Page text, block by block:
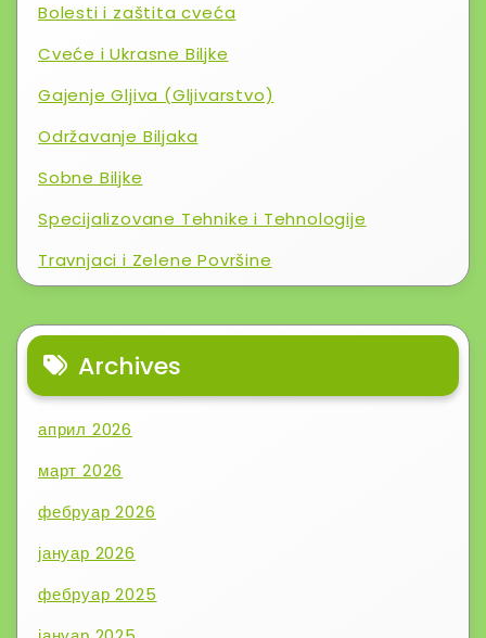
Bolesti i zaštita cveća
Cveće i Ukrasne Biljke
Gajenje Gljiva (Gljivarstvo)
Održavanje Biljaka
Sobne Biljke
Specijalizovane Tehnike i Tehnologije
Travnjaci i Zelene Površine
Archives
април 2026
март 2026
фебруар 2026
јануар 2026
фебруар 2025